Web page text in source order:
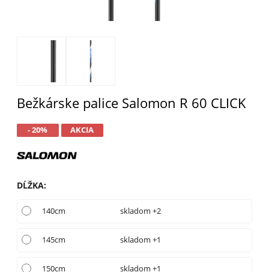
Bežkárske palice Salomon R 60 CLICK
- 20% AKCIA
DĹŽKA:
140cm skladom +2
145cm skladom +1
150cm skladom +1